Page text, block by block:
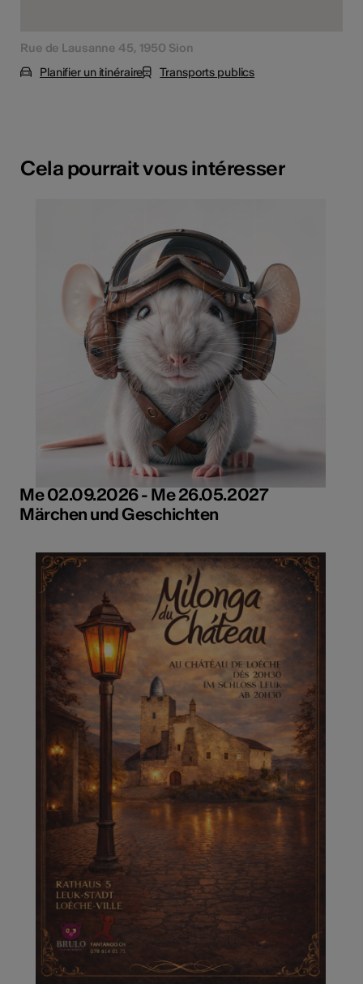
Rue de Lausanne 45, 1950 Sion
Planifier un itinéraire
Transports publics
Cela pourrait vous intéresser
Me 02.09.2026 - Me 26.05.2027
Märchen und Geschichten